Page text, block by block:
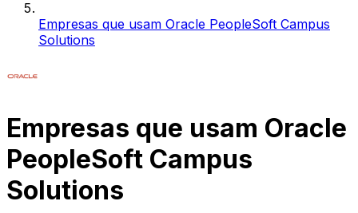
Empresas que usam Oracle PeopleSoft Campus
Solutions
Empresas que usam Oracle
PeopleSoft Campus
Solutions